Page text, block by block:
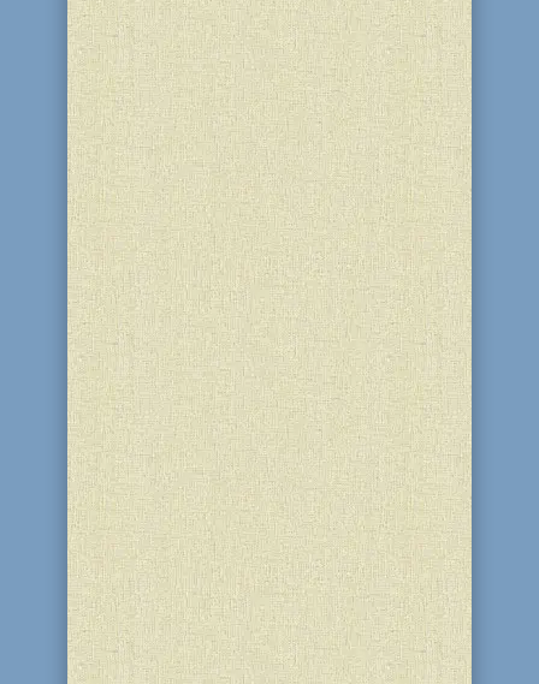
Хасидизм в лице рабби Исраэля Баал-
Шем-Това не стремился, не дай Б-г, к
реформированию иудаизма. Хасидизм
БеШТа – это более глубокий
психологический взгляд на
вероучение. Оставляя неизменной
Алаху, он преобразовывает не веру, а
верующего. В чем сущность учения...